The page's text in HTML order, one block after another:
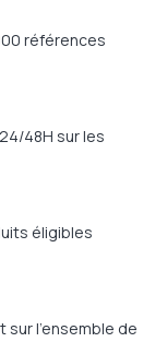
références
48H sur les
éligibles
sur l'ensemble de